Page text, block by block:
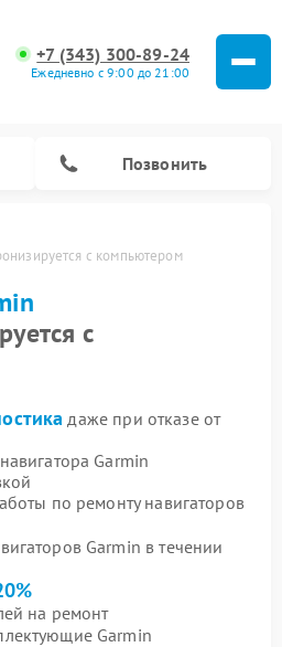
+7 (343) 300-89-24
Ежедневно с 9:00 до 21:00
Позвонить
с компьютером
с
даже при отказе от
Garmin
по ремонту навигаторов
Garmin в течении
на ремонт
Garmin